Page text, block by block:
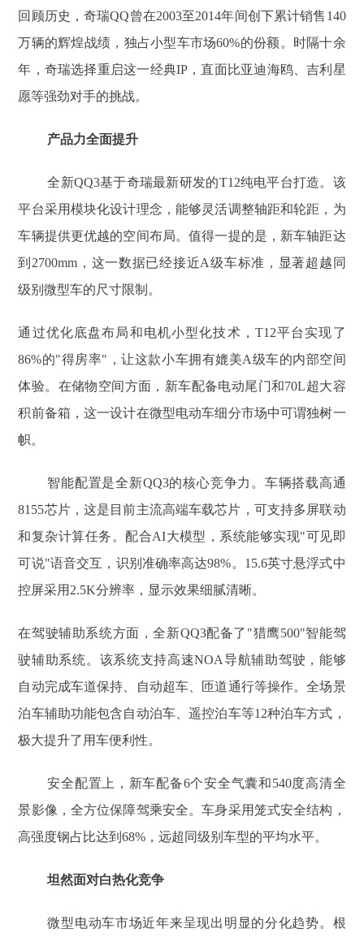
回顾历史，奇瑞QQ曾在2003至2014年间创下累计销售140
万辆的辉煌战绩，独占小型车市场60%的份额。时隔十余
年，奇瑞选择重启这一经典IP，直面比亚迪海鸥、吉利星
愿等强劲对手的挑战。
产品力全面提升
全新QQ3基于奇瑞最新研发的T12纯电平台打造。该
平台采用模块化设计理念，能够灵活调整轴距和轮距，为
车辆提供更优越的空间布局。值得一提的是，新车轴距达
到2700mm，这一数据已经接近A级车标准，显著超越同
级别微型车的尺寸限制。
通过优化底盘布局和电机小型化技术，T12平台实现了
86%的"得房率"，让这款小车拥有媲美A级车的内部空间
体验。在储物空间方面，新车配备电动尾门和70L超大容
积前备箱，这一设计在微型电动车细分市场中可谓独树一
帜。
智能配置是全新QQ3的核心竞争力。车辆搭载高通
8155芯片，这是目前主流高端车载芯片，可支持多屏联动
和复杂计算任务。配合AI大模型，系统能够实现"可见即
可说"语音交互，识别准确率高达98%。15.6英寸悬浮式中
控屏采用2.5K分辨率，显示效果细腻清晰。
在驾驶辅助系统方面，全新QQ3配备了"猎鹰500"智能驾
驶辅助系统。该系统支持高速NOA导航辅助驾驶，能够
自动完成车道保持、自动超车、匝道通行等操作。全场景
泊车辅助功能包含自动泊车、遥控泊车等12种泊车方式，
极大提升了用车便利性。
安全配置上，新车配备6个安全气囊和540度高清全
景影像，全方位保障驾乘安全。车身采用笼式安全结构，
高强度钢占比达到68%，远超同级别车型的平均水平。
坦然面对白热化竞争
微型电动车市场近年来呈现出明显的分化趋势。根